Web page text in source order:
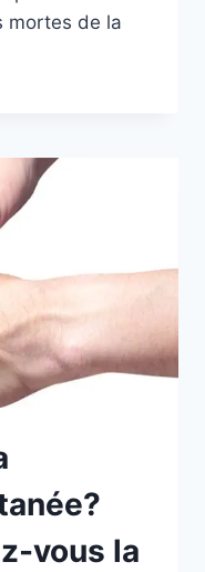
mortes de la
vous la